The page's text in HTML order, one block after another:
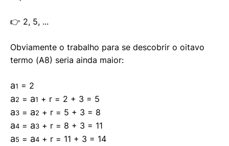
👉 2, 5, ...
Obviamente o trabalho para se descobrir o oitavo
termo (A8) seria ainda maior:
a1 = 2
a2 = a1 + r = 2 + 3 = 5
a3 = a2 + r = 5 + 3 = 8
a4 = a3 + r = 8 + 3 = 11
a5 = a4 + r = 11 + 3 = 14